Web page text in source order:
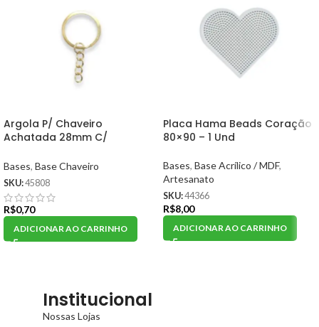
Argola P/ Chaveiro
Achatada 28mm C/
Und
Bases, Base Chaveiro
SKU:45808
R$0,70
ADICIONAR AO CARRINHO
Placa Hama Beads Coração
80×90 – 1 Und
Bases, Base Acrílico / MDF,
Artesanato
SKU:44366
R$8,00
ADICIONAR AO CARRINHO
Institucional
Nossas Lojas